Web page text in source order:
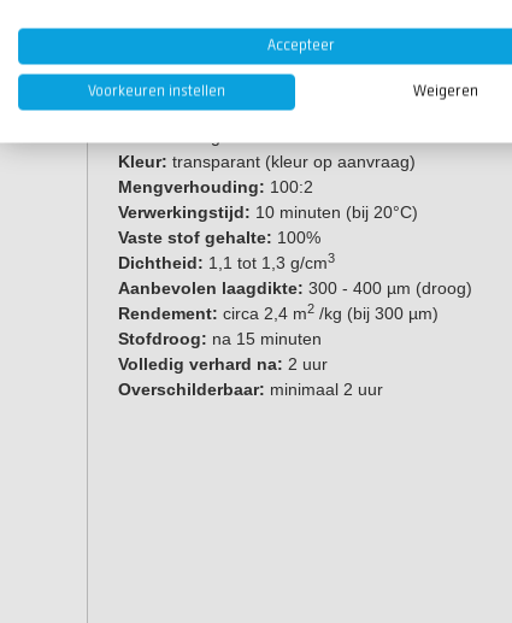
Tip:vergeet niet om 2%MEKP verhardertoe
Eigenschappen
Kleur: transparant (kleur op aanvraag)
Mengverhouding: 100:2
Verwerkingstijd: 10 minuten (bij 20°C)
Vaste stof gehalte: 100%
Dichtheid: 1,1 tot 1,3 g/cm3
Aanbevolen laagdikte: 300 - 400 µm (droog)
Rendement: circa 2,4 m2 /kg (bij 300 µm)
Stofdroog: na 15 minuten
Volledig verhard na: 2 uur
Overschilderbaar: minimaal 2 uur
Accepteer
Voorkeuren instellen Weigeren